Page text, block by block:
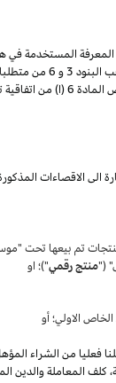
المعرفة المستخدمة
3
و 6
الملكية الفكرية لبرنامج المشاركين لا
الى الاقصاءات
تم بيعها تحت
" ("منتج رقمي")؛ او
فعليا من الشراء
،كلف المعاملة والدين